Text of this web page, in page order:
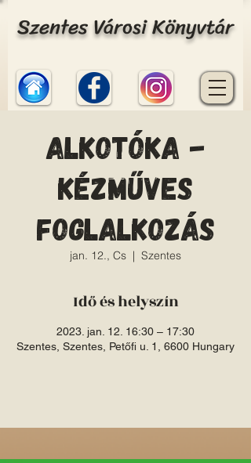
Szentes Városi Könyvtár
Alkotóka -
Kézműves
foglalkozás
jan. 12., Cs
  |
Szentes
Idő és helyszín
2023. jan. 12. 16:30 – 17:30
Szentes, Szentes, Petőfi u. 1, 6600 Hungary